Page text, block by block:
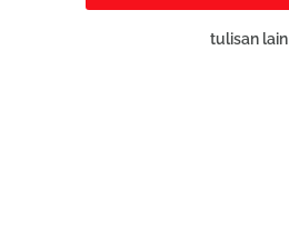
tulisan lain